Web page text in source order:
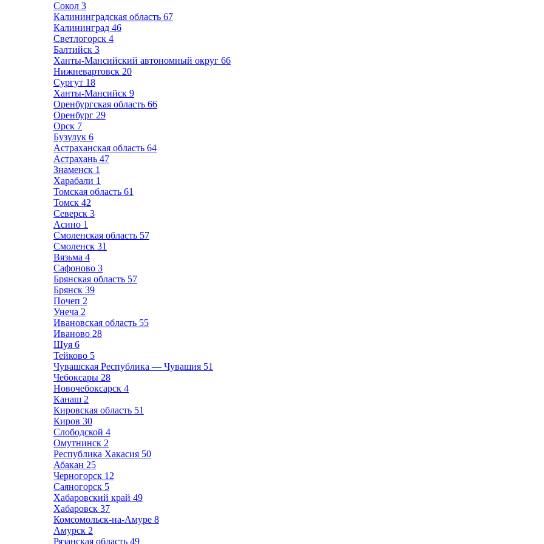
Сокол 3
Калининградская область 67
Калининград 46
Светлогорск 4
Балтийск 3
Ханты-Мансийский автономный округ 66
Нижневартовск 20
Сургут 18
Ханты-Мансийск 9
Оренбургская область 66
Оренбург 29
Орск 7
Бузулук 6
Астраханская область 64
Астрахань 47
Знаменск 1
Харабали 1
Томская область 61
Томск 42
Северск 3
Асино 1
Смоленская область 57
Смоленск 31
Вязьма 4
Сафоново 3
Брянская область 57
Брянск 39
Почеп 2
Унеча 2
Ивановская область 55
Иваново 28
Шуя 6
Тейково 5
Чувашская Республика — Чувашия 51
Чебоксары 28
Новочебоксарск 4
Канаш 2
Кировская область 51
Киров 30
Слободской 4
Омутнинск 2
Республика Хакасия 50
Абакан 25
Черногорск 12
Саяногорск 5
Хабаровский край 49
Хабаровск 37
Комсомольск-на-Амуре 8
Амурск 2
Рязанская область 49